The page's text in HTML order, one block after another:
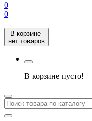
0
0
В корзине
нет товаров
В корзине пусто!